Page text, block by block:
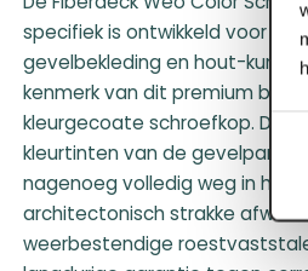
specifiek is ontwikkeld voor
gevelbekleding en hout-
kenmerk van dit premium
kleurgecoate schroefkop.
kleurtinten van de
nagenoeg volledig weg in het
architectonisch strakke
weerbestendige